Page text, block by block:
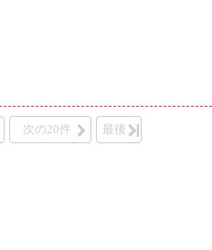
次の20件 最後